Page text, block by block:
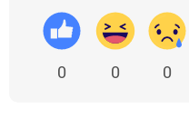
0 0 0